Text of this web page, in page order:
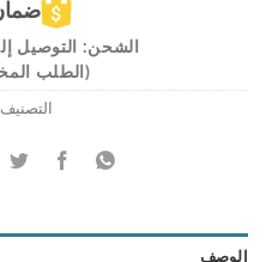
الشحن: التوصيل
(الطلب
الوصف